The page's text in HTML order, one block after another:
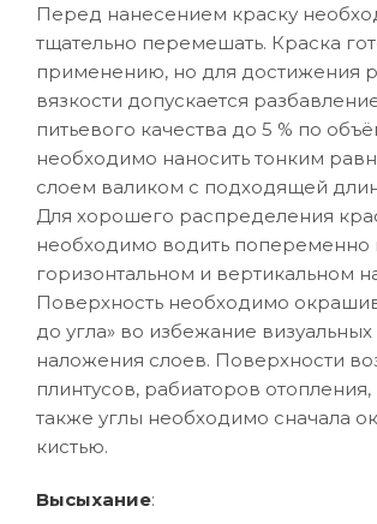
Перед нанесением краску
тщательно перемешать. Краска
применению, но для достижения
вязкости допускается
питьевого качества до 5 % по
необходимо наносить тонким
слоем валиком с подходящей
Для хорошего распределения
необходимо водить попеременно
горизонтальном и вертикальном
Поверхность необходимо
до угла» во избежание
наложения слоев. Поверхности
плинтусов, рабиаторов отопления,
также углы необходимо сначала
кистью.
Высыхание: